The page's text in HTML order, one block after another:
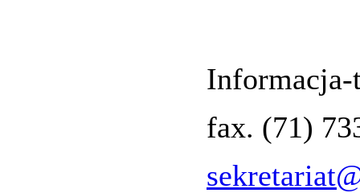
Informacja-
fax. (71)